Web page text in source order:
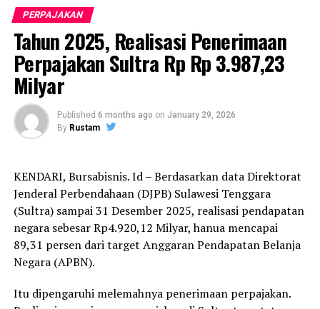
tata kelola sumber daya manusia disampaikan sebagai
bagian dari upaya meningkatkan efektivitas pelaksanaan
tugas.
Pada sesi dialog, pegawai dari berbagai unit
menyampaikan masukan terkait tantangan pengawasan,
kebutuhan peralatan, dan pengelolaan penugasan di
daerah perbatasan dan wilayah terpencil. Menkeu
merespons dengan meminta inventarisasi isu-isu untuk
“Pengawasan sangat penting untuk menjaga integritas
(Ditjen) Bea Cukai,” tegas Menkeu sebagaimana dilansir
di laman kemenkeu.go.id.
Menkeu menutup dengan apresiasi kepada seluruh insan
DJBC atas kontribusinya dalam menjaga arus barang,
melindungi masyarakat, dan mendukung penerimaan
PERPAJAKAN
Tahun 2025, Realisasi Penerimaan
Perpajakan Sultra Rp Rp 3.987,23
Milyar
Published 6 months ago on January 29, 2026
By Rustam
KENDARI, Bursabisnis. Id – Berdasarkan data Direktorat
Jenderal Perbendahaan (DJPB) Sulawesi Tenggara
(Sultra) sampai 31 Desember 2025, realisasi pendapatan
negara sebesar Rp4.920,12 Milyar, hanua mencapai
89,31 persen dari target Anggaran Pendapatan Belanja
Negara (APBN).
Itu dipengaruhi melemahnya penerimaan perpajakan.